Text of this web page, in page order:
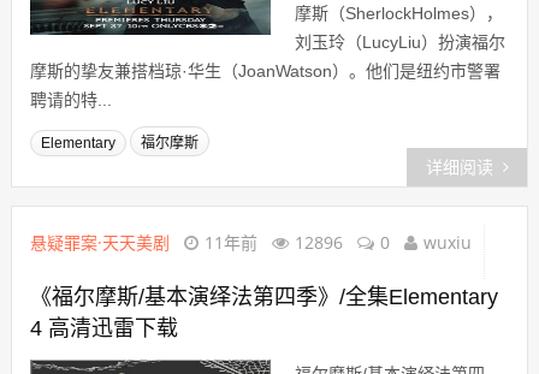
摩斯（SherlockHolmes），
刘玉玲（LucyLiu）扮演福尔
摩斯的挚友兼搭档琼·华生（JoanWatson）。他们是纽约市警署
聘请的特...
Elementary 福尔摩斯
详细阅读
悬疑罪案·天天美剧 11年前 12896 0 wuxiu
《福尔摩斯/基本演绎法第四季》/全集Elementary
4 高清迅雷下载